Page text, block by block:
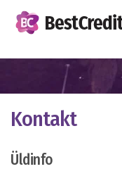
Kontakt
Üldinfo